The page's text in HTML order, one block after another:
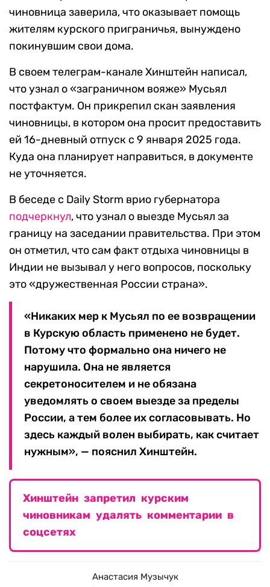
чиновница заверила, что оказывает помощь
жителям курского приграничья, вынуждено
покинувшим свои дома.
В своем телеграм-канале Хинштейн написал,
что узнал о «заграничном вояже» Мусьял
постфактум. Он прикрепил скан заявления
чиновницы, в котором она просит предоставить
ей 16-дневный отпуск с 9 января 2025 года.
Куда она планирует направиться, в документе
не уточняется.
В беседе с Daily Storm врио губернатора
подчеркнул, что узнал о выезде Мусьял за
границу на заседании правительства. При этом
он отметил, что сам факт отдыха чиновницы в
Индии не вызывал у него вопросов, поскольку
это «дружественная России страна».
«Никаких мер к Мусьял по ее возвращении
в Курскую область применено не будет.
Потому что формально она ничего не
нарушила. Она не является
секретоносителем и не обязана
уведомлять о своем выезде за пределы
России, а тем более их согласовывать. Но
здесь каждый волен выбирать, как считает
нужным», — пояснил Хинштейн.
Хинштейн запретил курским
чиновникам удалять комментарии в
соцсетях
Анастасия Музычук